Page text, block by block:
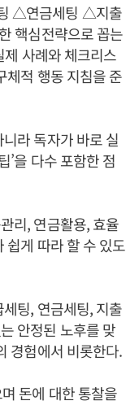
△연금세팅 △지출
핵심전략으로 꼽는
사례와 체크리스
체적 행동 지침을 준
라 독자가 바로 실
’을 다수 포함한 점
리, 연금활용, 효율
쉽게 따라 할 수 있도
팅, 연금세팅, 지출
안정된 노후를 맞
경험에서 비롯한다.
돈에 대한 통찰을